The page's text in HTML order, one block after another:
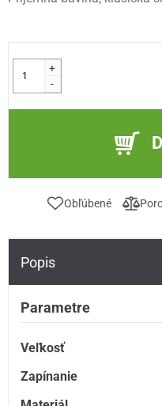
+
-
Obľúbené
Popis
Parametre
Veľkosť
Zapínanie